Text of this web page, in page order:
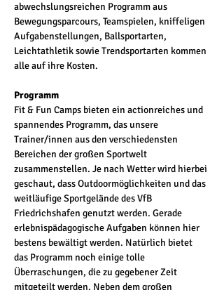
abwechslungsreichen Programm aus
Bewegungsparcours, Teamspielen, kniffeligen
Aufgabenstellungen, Ballsportarten,
Leichtathletik sowie Trendsportarten kommen
alle auf ihre Kosten.
Programm
Fit & Fun Camps bieten ein actionreiches und
spannendes Programm, das unsere
Trainer/innen aus den verschiedensten
Bereichen der großen Sportwelt
zusammenstellen. Je nach Wetter wird hierbei
geschaut, dass Outdoormöglichkeiten und das
weitläufige Sportgelände des VfB
Friedrichshafen genutzt werden. Gerade
erlebnispädagogische Aufgaben können hier
bestens bewältigt werden. Natürlich bietet
das Programm noch einige tolle
Überraschungen, die zu gegebener Zeit
mitgeteilt werden. Neben dem großen